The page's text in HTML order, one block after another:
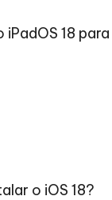
18 para
o iOS 18?